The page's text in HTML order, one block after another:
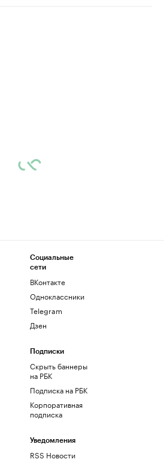
Социальные
сети
ВКонтакте
Одноклассники
Telegram
Дзен
Подписки
Скрыть баннеры
на РБК
Подписка на РБК
Корпоративная
подписка
Уведомления
RSS Новости